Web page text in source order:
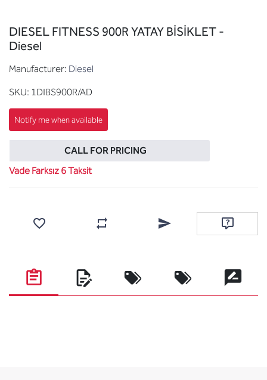
DIESEL FITNESS 900R YATAY BİSİKLET -
Diesel
Manufacturer: Diesel
SKU: 1DIBS900R/AD
CALL FOR PRICING
Vade Farksız 6 Taksit
Add to wishlist Add to compare listEmail a friend Ask